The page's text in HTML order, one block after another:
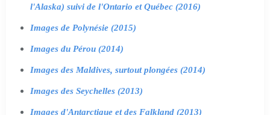
l'Alaska) suivi de l'Ontario et Québec (2016)
Images de Polynésie (2015)
Images du Pérou (2014)
Images des Maldives, surtout plongées (2014)
Images des Seychelles (2013)
Images d'Antarctique et des Falkland (2013)